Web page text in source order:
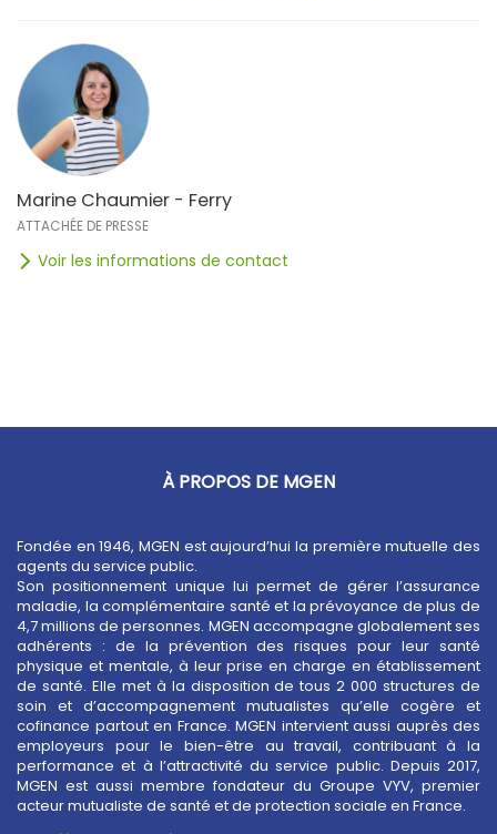
Marine Chaumier - Ferry
ATTACHÉE DE PRESSE
Voir les informations de contact
À PROPOS DE MGEN
Fondée en 1946, MGEN est aujourd’hui la première mutuelle des
agents du service public.
Son positionnement unique lui permet de gérer l’assurance
maladie, la complémentaire santé et la prévoyance de plus de
4,7 millions de personnes. MGEN accompagne globalement ses
adhérents : de la prévention des risques pour leur santé
physique et mentale, à leur prise en charge en établissement
de santé. Elle met à la disposition de tous 2 000 structures de
soin et d’accompagnement mutualistes qu’elle cogère et
cofinance partout en France. MGEN intervient aussi auprès des
employeurs pour le bien-être au travail, contribuant à la
performance et à l’attractivité du service public. Depuis 2017,
MGEN est aussi membre fondateur du Groupe VYV, premier
acteur mutualiste de santé et de protection sociale en France.